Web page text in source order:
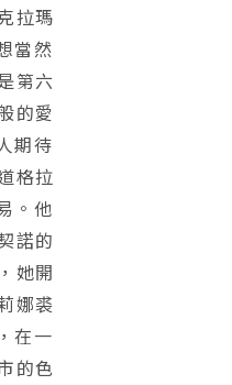
拉瑪
當然
第六
的愛
期待
格拉
。 他
諾的
她開
娜裘
在一
的色